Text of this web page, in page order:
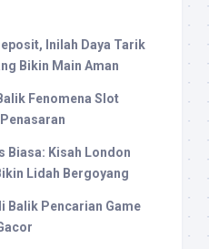
Inilah Daya Tarik
Bikin Main Aman
Fenomena Slot
Biasa: Kisah London
Lidah Bergoyang
Balik Pencarian Game